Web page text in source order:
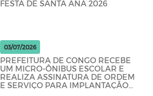
FESTA DE SANTA ANA 2026
03/07/2026
PREFEITURA DE CONGO RECEBE
UM MICRO-ÔNIBUS ESCOLAR E
REALIZA ASSINATURA DE ORDEM
E SERVIÇO PARA IMPLANTAÇÃO